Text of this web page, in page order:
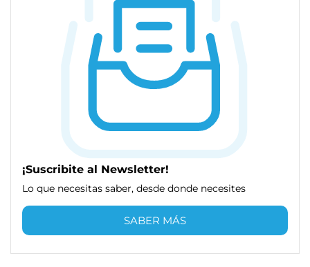
¡Suscribite al Newsletter!
Lo que necesitas saber, desde donde necesites
SABER MÁS